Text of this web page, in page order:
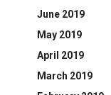
June 2019
May 2019
April 2019
March 2019